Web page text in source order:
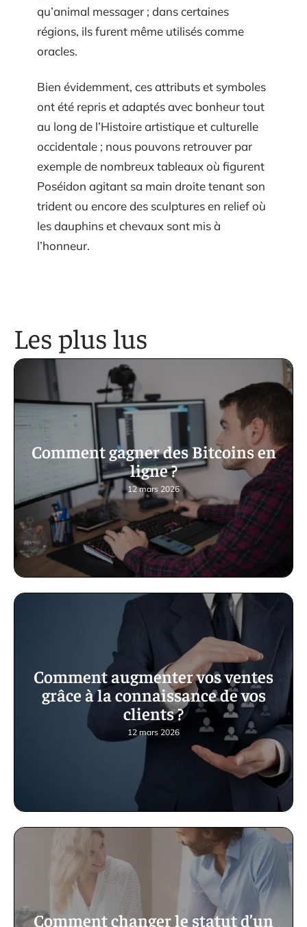
qu’animal messager ; dans certaines
régions, ils furent même utilisés comme
oracles.
Bien évidemment, ces attributs et symboles
ont été repris et adaptés avec bonheur tout
au long de l’Histoire artistique et culturelle
occidentale ; nous pouvons retrouver par
exemple de nombreux tableaux où figurent
Poséidon agitant sa main droite tenant son
trident ou encore des sculptures en relief où
les dauphins et chevaux sont mis à
l’honneur.
Les plus lus
Comment gagner des Bitcoins en
ligne ?
12 mars 2026
Comment augmenter vos ventes
grâce à la connaissance de vos
clients ?
12 mars 2026
Comment changer le statut d’un